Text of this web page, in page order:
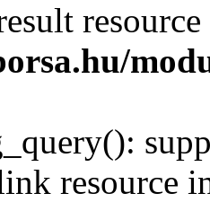
resource